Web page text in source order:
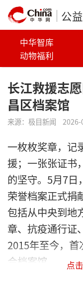
公益
中华智库
动物福利
长江救援志
昌区档案馆
来源： 极目新闻
一枚枚奖章，记
援；一张张证书
的坚守。5月7日
荣誉档案正式捐
包括从中央到地
章、抗疫通行证
2015年至今，
合档案馆。
点